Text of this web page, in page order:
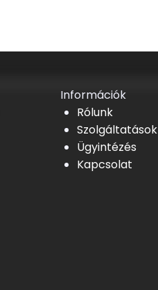
Információk
Rólunk
Szolgáltatások
Ügyintézés
Kapcsolat